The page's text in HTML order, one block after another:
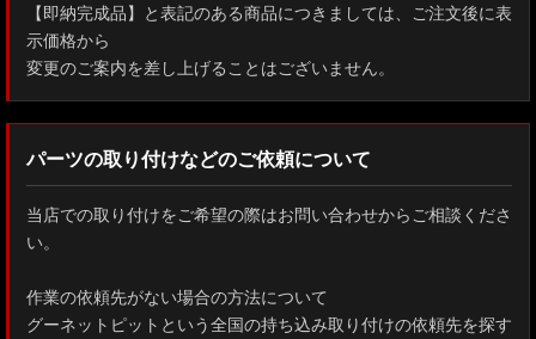
AYH30/GGH30/35/AGH30/35 ヴェルファイア
AYH30/GGH30/35/AGH30/35 アルファード
ACR50 エスティマ
ZWR90W/ZWR95W/MZRA90W/MZRA95W ノア/ヴォクシー
ZRR80 ノア/ヴォクシー
NHP17/NSP17NCP17 シエンタ
【即納完成品】と表記のある商品につきましては、ご注文後に表
示価格から
変更のご案内を差し上げることはございません。
パーツの取り付けなどのご依頼について
当店での取り付けをご希望の際はお問い合わせからご相談くださ
い。
作業の依頼先がない場合の方法について
グーネットピットという全国の持ち込み取り付けの依頼先を探す